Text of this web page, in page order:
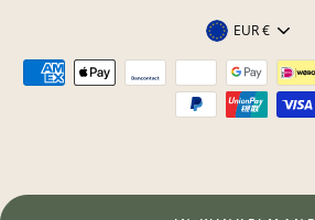
Valuta
EUR €